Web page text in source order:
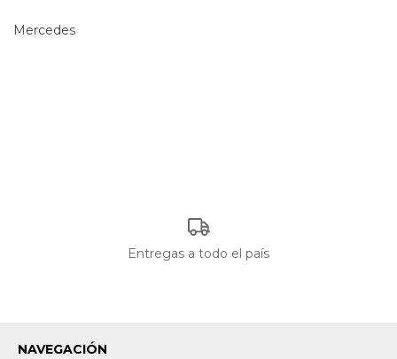
Mercedes
Entregas a todo el país
NAVEGACIÓN